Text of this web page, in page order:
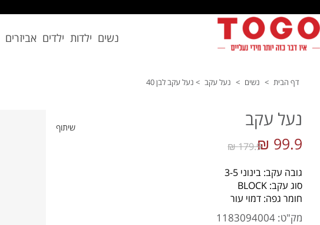
נשים ילדות ילדים אביזרים
דף הבית > נשים > נעל עקב > נעל עקב לבן 40
שיתוף נעל עקב
99.9 ₪
179.9 ₪
גובה עקב: בינוני 3-5
סוג עקב: BLOCK
חומר גפה: דמוי עור
מק"ט: 1183094004